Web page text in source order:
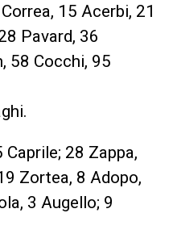
15 Acerbi, 21
Pavard, 36
58 Cocchi, 95
Caprile; 28 Zappa,
Zortea, 8 Adopo,
3 Augello; 9